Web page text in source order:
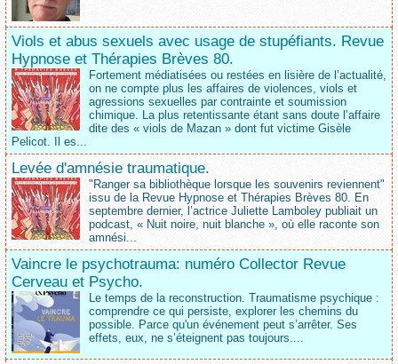
Viols et abus sexuels avec usage de stupéfiants. Revue
Hypnose et Thérapies Brèves 80.
Fortement médiatisées ou restées en lisière de l’actualité,
on ne compte plus les affaires de violences, viols et
agressions sexuelles par contrainte et soumission
chimique. La plus retentissante étant sans doute l’affaire
dite des « viols de Mazan » dont fut victime Gisèle
Pelicot. Il es...
Levée d'amnésie traumatique.
"Ranger sa bibliothèque lorsque les souvenirs reviennent"
issu de la Revue Hypnose et Thérapies Brèves 80. En
septembre dernier, l’actrice Juliette Lamboley publiait un
podcast, « Nuit noire, nuit blanche », où elle raconte son
amnési...
Vaincre le psychotrauma: numéro Collector Revue
Cerveau et Psycho.
Le temps de la reconstruction. Traumatisme psychique :
comprendre ce qui persiste, explorer les chemins du
possible. Parce qu'un événement peut s’arrêter. Ses
effets, eux, ne s’éteignent pas toujours....